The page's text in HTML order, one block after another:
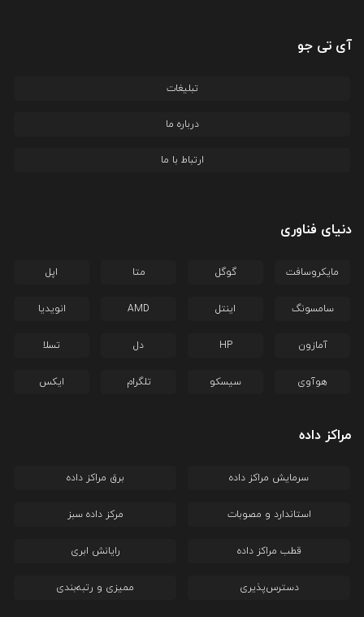
آی تی جو
تبلیغات
درباره ما
ارتباط با ما
دنیای فناوری
مایکروسافت گوگل متا اپل
سامسونگ اینتل AMD انویدیا
آمازون HP دل تسلا
هوآوی سیسکو تلگرام ایکس
مراکز داده
سرمایش مراکز داده برق مراکز داده
استاندارد و مصوبات مرکز داده سبز
قطب مراکز داده رایانش ابری
دسترس‌پذیری ممیزی و رتبه‌بندی